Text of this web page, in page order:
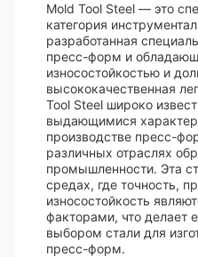
Mold Tool Steel — это
категория
разработанная
пресс-форм и
износостойкостью и
высококачественная
Tool Steel широко
выдающимися
производстве пресс-
различных отраслях
промышленности. Эта
средах, где точность,
износостойкость
факторами, что делает
выбором стали для
пресс-форм.